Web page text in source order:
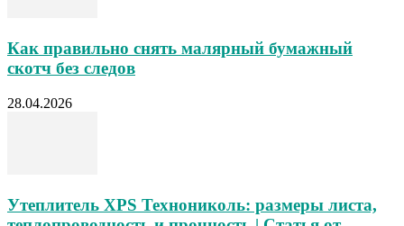
Как правильно снять малярный бумажный
скотч без следов
28.04.2026
Утеплитель XPS Технониколь: размеры листа,